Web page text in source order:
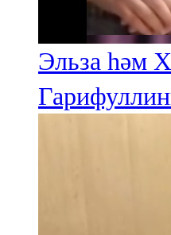
Эльза һәм